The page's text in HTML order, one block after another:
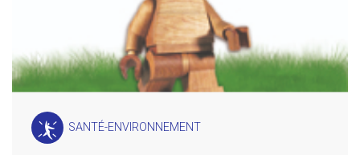
SANTÉ-ENVIRONNEMENT